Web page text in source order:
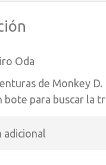
Oda
de Monkey
bote para buscar la
adicional